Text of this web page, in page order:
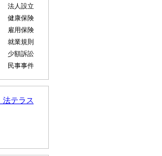
法人設立
健康保険
雇用保険
就業規則
少額訴訟
民事事件